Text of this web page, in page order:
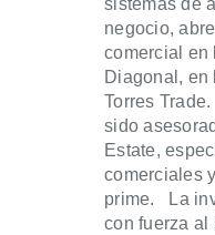
sistemas de
negocio,
comercial en
Diagonal, en
Torres
sido
Estate,
comerciales
prime. La
con fuerza al